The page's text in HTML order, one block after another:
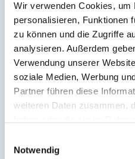
Wir verwenden Cookies, um
personalisieren, Funktionen
zu können und die Zugriffe
analysieren. Außerdem
Verwendung unserer
soziale Medien, Werbung
Partner führen diese
weiteren Daten zusammen,
Notwendig
Überweisung oder
aufgestellte
Zwei Stunden hatten die
Zeit, um laufend,
manche*r